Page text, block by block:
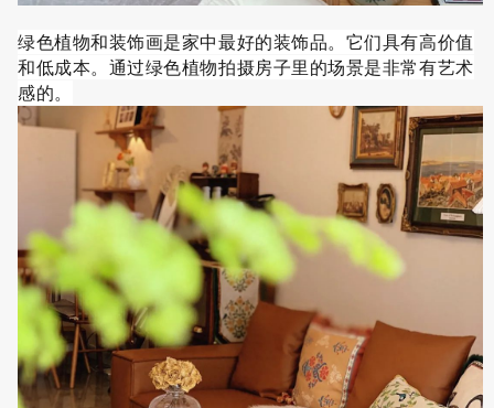
绿色植物和装饰画是家中最好的装饰品。它们具有高价值
和低成本。通过绿色植物拍摄房子里的场景是非常有艺术
感的。